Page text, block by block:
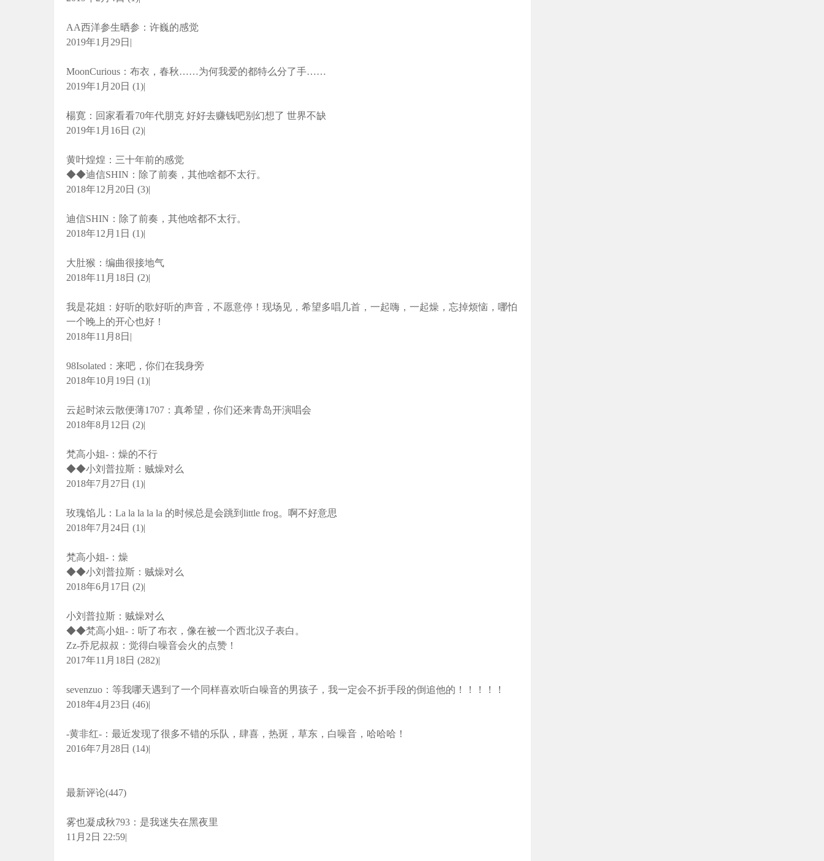
AA西洋参生晒参：许巍的感觉
2019年1月29日|
MoonCurious：布衣，春秋……为何我爱的都特么分了手……
2019年1月20日 (1)|
楊寛：回家看看70年代朋克 好好去赚钱吧别幻想了 世界不缺
2019年1月16日 (2)|
黄叶煌煌：三十年前的感觉
◆◆迪信SHIN：除了前奏，其他啥都不太行。
2018年12月20日 (3)|
迪信SHIN：除了前奏，其他啥都不太行。
2018年12月1日 (1)|
大肚猴：编曲很接地气
2018年11月18日 (2)|
我是花姐：好听的歌好听的声音，不愿意停！现场见，希望多唱几首，一起嗨，一起燥，忘掉烦恼，哪怕
一个晚上的开心也好！
2018年11月8日|
98Isolated：来吧，你们在我身旁
2018年10月19日 (1)|
云起时浓云散便薄1707：真希望，你们还来青岛开演唱会
2018年8月12日 (2)|
梵高小姐-：燥的不行
◆◆小刘普拉斯：贼燥对么
2018年7月27日 (1)|
玫瑰馅儿：La la la la la 的时候总是会跳到little frog。啊不好意思
2018年7月24日 (1)|
梵高小姐-：燥
◆◆小刘普拉斯：贼燥对么
2018年6月17日 (2)|
小刘普拉斯：贼燥对么
◆◆梵高小姐-：听了布衣，像在被一个西北汉子表白。
Zz-乔尼叔叔：觉得白噪音会火的点赞！
2017年11月18日 (282)|
sevenzuo：等我哪天遇到了一个同样喜欢听白噪音的男孩子，我一定会不折手段的倒追他的！！！！！
2018年4月23日 (46)|
-黄非红-：最近发现了很多不错的乐队，肆喜，热斑，草东，白噪音，哈哈哈！
2016年7月28日 (14)|
最新评论(447)
雾也凝成秋793：是我迷失在黑夜里
11月2日 22:59|